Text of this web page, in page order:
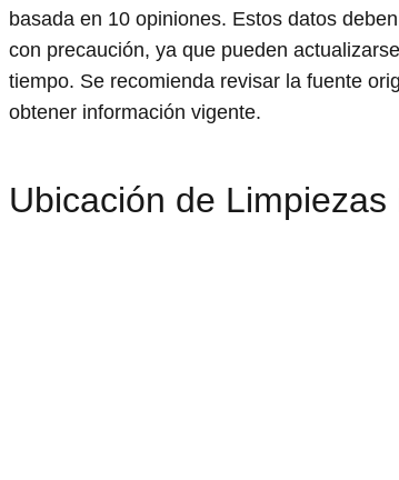
basada en 10 opiniones. Estos datos
con precaución, ya que pueden
tiempo. Se recomienda revisar la fuente
obtener información vigente.
Ubicación de